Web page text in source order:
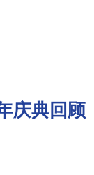
庆典回顾